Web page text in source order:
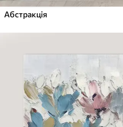
Абстракція